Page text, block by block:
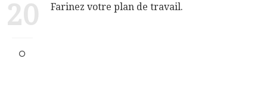
20 Farinez votre plan de travail.